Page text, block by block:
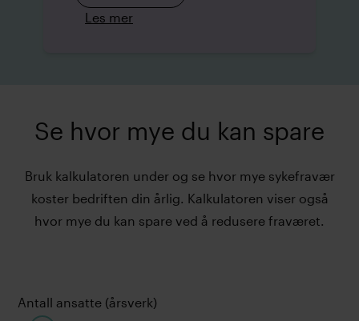
Les mer
Se hvor mye du kan spare
Bruk kalkulatoren under og se hvor mye sykefravær
koster bedriften din årlig. Kalkulatoren viser også
hvor mye du kan spare ved å redusere fraværet.
Antall ansatte (årsverk)